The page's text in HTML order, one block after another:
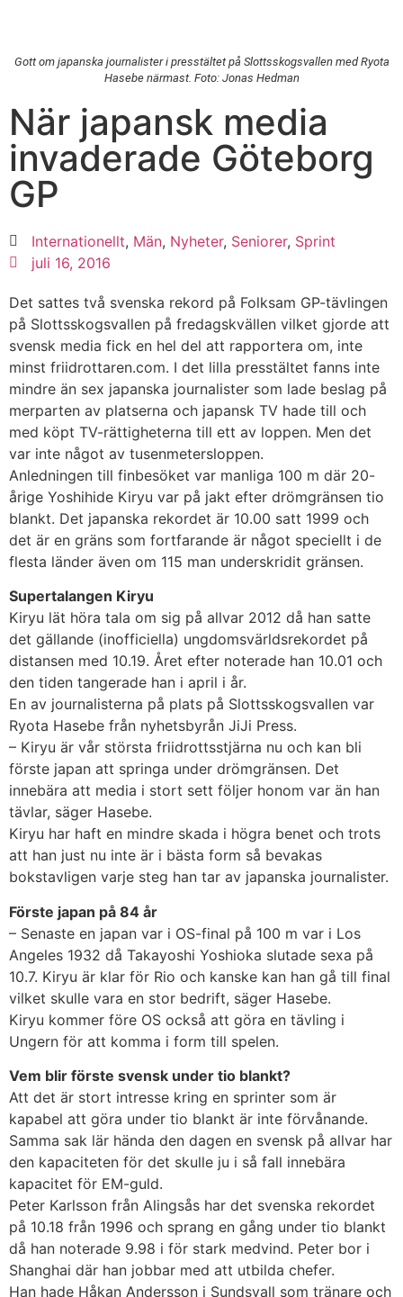
Gott om japanska journalister i presstältet på Slottsskogsvallen med Ryota
Hasebe närmast. Foto: Jonas Hedman
När japansk media
invaderade Göteborg
GP
Internationellt, Män, Nyheter, Seniorer, Sprint
juli 16, 2016
Det sattes två svenska rekord på Folksam GP-tävlingen
på Slottsskogsvallen på fredagskvällen vilket gjorde att
svensk media fick en hel del att rapportera om, inte
minst friidrottaren.com. I det lilla presstältet fanns inte
mindre än sex japanska journalister som lade beslag på
merparten av platserna och japansk TV hade till och
med köpt TV-rättigheterna till ett av loppen. Men det
var inte något av tusenmetersloppen.
Anledningen till finbesöket var manliga 100 m där 20-
årige Yoshihide Kiryu var på jakt efter drömgränsen tio
blankt. Det japanska rekordet är 10.00 satt 1999 och
det är en gräns som fortfarande är något speciellt i de
flesta länder även om 115 man underskridit gränsen.
Supertalangen Kiryu
Kiryu lät höra tala om sig på allvar 2012 då han satte
det gällande (inofficiella) ungdomsvärldsrekordet på
distansen med 10.19. Året efter noterade han 10.01 och
den tiden tangerade han i april i år.
En av journalisterna på plats på Slottsskogsvallen var
Ryota Hasebe från nyhetsbyrån JiJi Press.
– Kiryu är vår största friidrottsstjärna nu och kan bli
förste japan att springa under drömgränsen. Det
innebära att media i stort sett följer honom var än han
tävlar, säger Hasebe.
Kiryu har haft en mindre skada i högra benet och trots
att han just nu inte är i bästa form så bevakas
bokstavligen varje steg han tar av japanska journalister.
Förste japan på 84 år
– Senaste en japan var i OS-final på 100 m var i Los
Angeles 1932 då Takayoshi Yoshioka slutade sexa på
10.7. Kiryu är klar för Rio och kanske kan han gå till final
vilket skulle vara en stor bedrift, säger Hasebe.
Kiryu kommer före OS också att göra en tävling i
Ungern för att komma i form till spelen.
Vem blir förste svensk under tio blankt?
Att det är stort intresse kring en sprinter som är
kapabel att göra under tio blankt är inte förvånande.
Samma sak lär hända den dagen en svensk på allvar har
den kapaciteten för det skulle ju i så fall innebära
kapacitet för EM-guld.
Peter Karlsson från Alingsås har det svenska rekordet
på 10.18 från 1996 och sprang en gång under tio blankt
då han noterade 9.98 i för stark medvind. Peter bor i
Shanghai där han jobbar med att utbilda chefer.
Han hade Håkan Andersson i Sundsvall som tränare och